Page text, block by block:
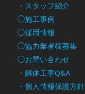
・スタッフ紹介
◯施工事例
◯採用情報
◯協力業者様募集
◯お問い合わせ
・解体工事Q&A
・個人情報保護方針